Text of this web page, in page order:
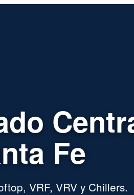
Fe
VRF, VRV y Chillers.